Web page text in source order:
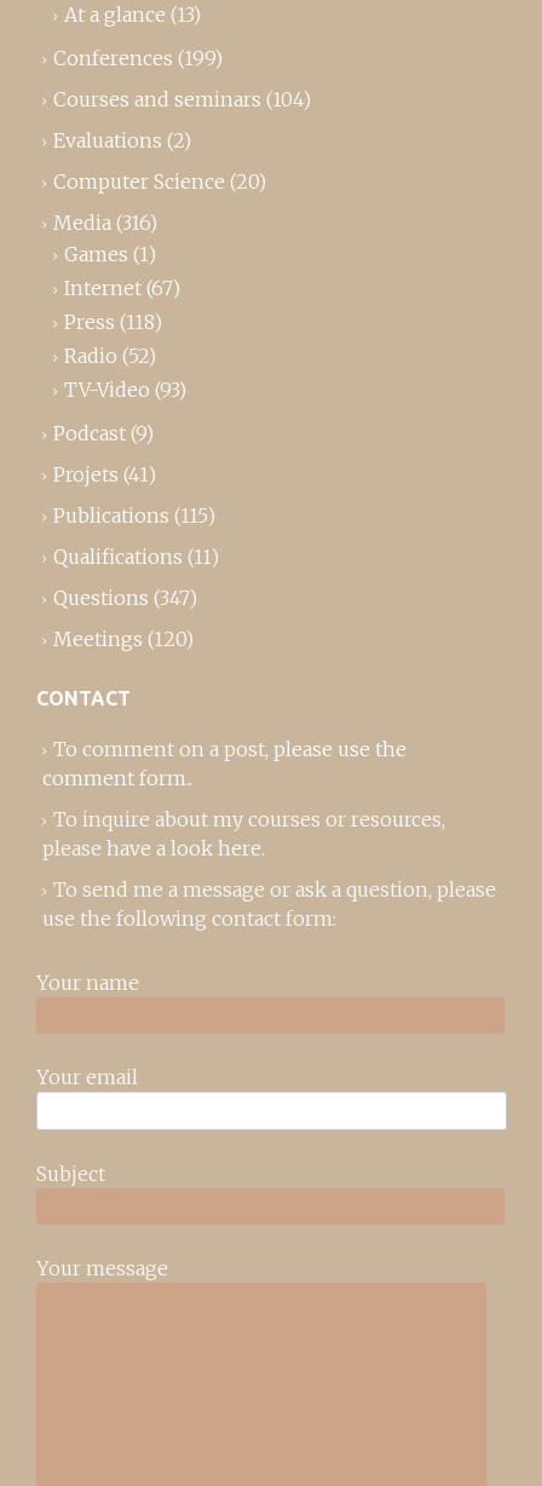
At a glance (13)
Conferences (199)
Courses and seminars (104)
Evaluations (2)
Computer Science (20)
Media (316)
Games (1)
Internet (67)
Press (118)
Radio (52)
TV-Video (93)
Podcast (9)
Projets (41)
Publications (115)
Qualifications (11)
Questions (347)
Meetings (120)
CONTACT
To comment on a post, please use the
comment form..
To inquire about my courses or resources,
please have a look here.
To send me a message or ask a question, please
use the following contact form:
Your name
Your email
Subject
Your message